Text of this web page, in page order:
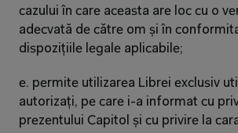
cazului în care aceasta are loc cu o
adecvată de către om și în
dispozițiile legale aplicabile;
e. permite utilizarea Librei exclusiv
autorizați, pe care i-a informat cu
prezentului Capitol și cu privire la